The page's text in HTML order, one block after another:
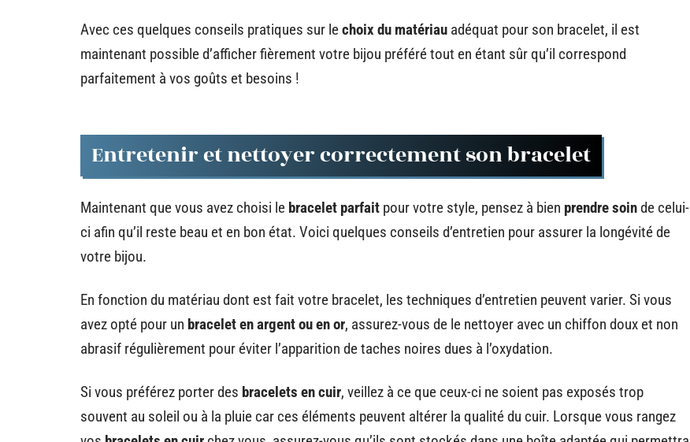
Avec ces quelques conseils pratiques sur lechoix du matériau adéquat pour son bracelet, il est
maintenant possible d’afficher fièrement votre bijou préféré tout en étant sûr qu’il correspond
parfaitement à vos goûts et besoins !
Entretenir et nettoyer correctement son bracelet
Maintenant que vous avez choisi le bracelet parfait pour votre style, pensez à bien prendre soinde celui-
ci afin qu’il reste beau et en bon état. Voici quelques conseils d’entretien pour assurer la longévité de
votre bijou.
En fonction du matériau dont est fait votre bracelet, les techniques d’entretien peuvent varier. Si vous
avez opté pour un bracelet en argent ou en or, assurez-vous de le nettoyer avec un chiffon doux et non
abrasif régulièrement pour éviter l’apparition de taches noires dues à l’oxydation.
Si vous préférez porter des bracelets en cuir, veillez à ce que ceux-ci ne soient pas exposés trop
souvent au soleil ou à la pluie car ces éléments peuvent altérer la qualité du cuir. Lorsque vous rangez